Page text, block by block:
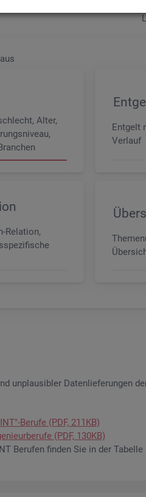
aller Be­ru­fe sowie der MINT-
Alter,
Entgelt
Verlauf
Relation,
un­plau­si­bler Da­ten­lie­fe­run­gen
Be­ru­fe (PDF, 211KB)
(PDF, 130KB)
Be­ru­fen fin­den Sie in der Ta­bel­le